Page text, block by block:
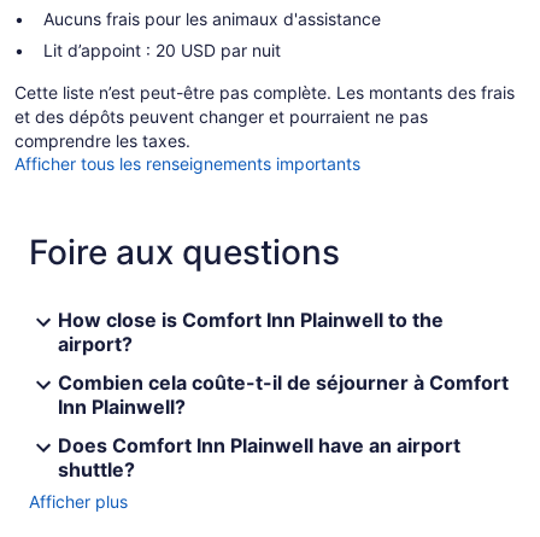
Aucuns frais pour les animaux d'assistance
Lit d’appoint : 20 USD par nuit
Cette liste n’est peut-être pas complète. Les montants des frais
et des dépôts peuvent changer et pourraient ne pas
comprendre les taxes.
Afficher tous les renseignements importants
Foire aux questions
How close is Comfort Inn Plainwell to the
airport?
Combien cela coûte-t-il de séjourner à Comfort
Inn Plainwell?
Does Comfort Inn Plainwell have an airport
shuttle?
Afficher plus